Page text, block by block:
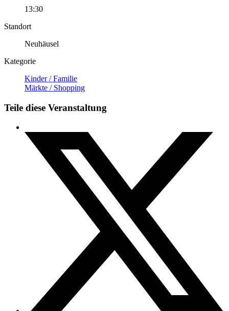
13:30
Standort
Neuhäusel
Kategorie
Kinder / Familie
Märkte / Shopping
Teile diese Veranstaltung